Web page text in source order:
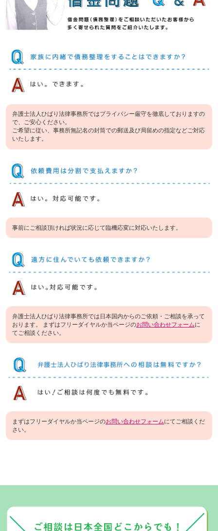
弁護士法人ひばり法律事務所ではプライバシー厳守を徹底しておりますの
で、ご安心ください。
ご希望に従い、事務所無記名の封筒での郵送及び局留めの指定などご対応
いたします。
事前にご相談頂ければ状況に応じて臨機応変に対応いたします。
弁護士法人ひばり法律事務所では日本国内からのご依頼・ご相談を承って
おります。 まずはフリーダイヤルか当ページのお問い合わせフォームに
てご相談ください。
まずはフリーダイヤルか当ページのお問い合わせフォームにてご相談くだ
さい。